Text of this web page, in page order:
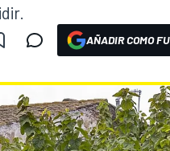
AÑADIR COMO